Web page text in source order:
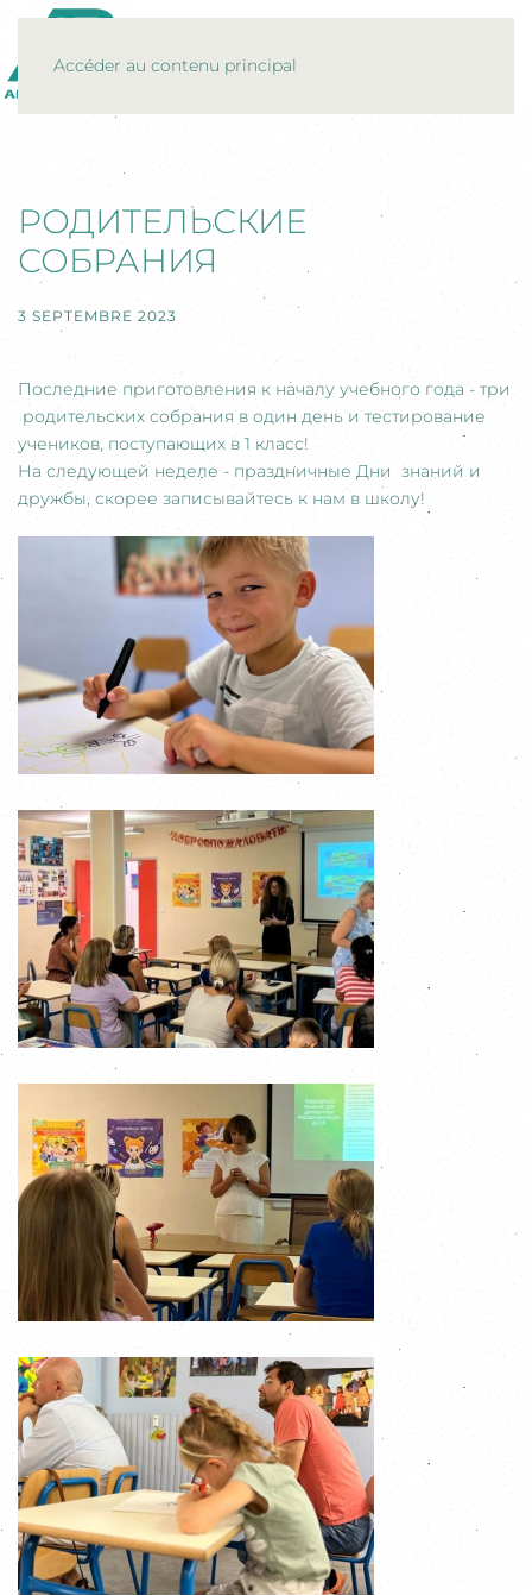
Accéder au contenu principal
РОДИТЕЛЬСКИЕ
СОБРАНИЯ
3 SEPTEMBRE 2023
Последние приготовления к началу учебного года - три
родительских собрания в один день и тестирование
учеников, поступающих в 1 класс!
На следующей неделе - праздничные Дни знаний и
дружбы, скорее записывайтесь к нам в школу!